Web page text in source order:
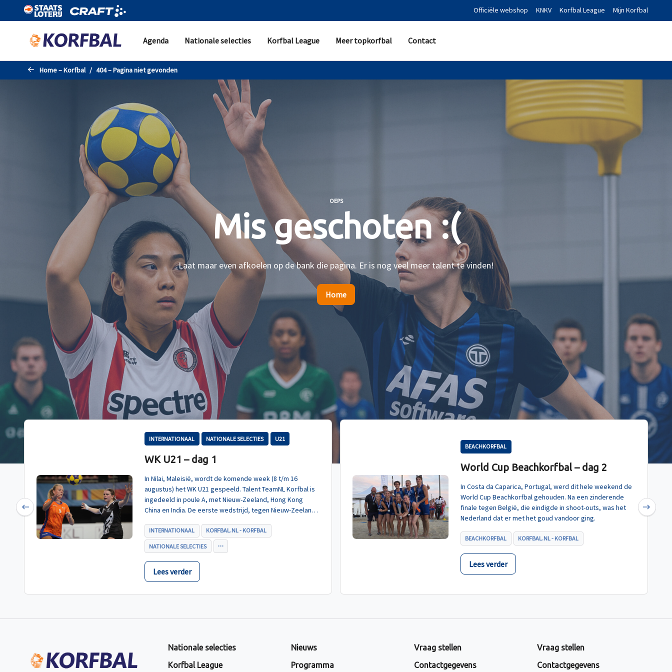
Naar de hoofdinhoud gaan Officiële webshop KNKV Korfbal League Mijn Korfbal
Agenda Nationale selecties Korfbal League Meer topkorfbal Contact
Home – Korfbal 404 – Pagina niet gevonden
OEPS
Mis geschoten :(
Laat maar even afkoelen op de bank die pagina. Er is nog veel meer talent te vinden!
Home
INTERNATIONAAL NATIONALE SELECTIES U21
WK U21 – dag 1
In Nilai, Maleisië, wordt de komende week (8 t/m 16
augustus) het WK U21 gespeeld. Talent TeamNL Korfbal is
ingedeeld in poule A, met Nieuw-Zeeland, Hong Kong
China en India. De eerste wedstrijd, tegen Nieuw-Zeeland
INTERNATIONAAL KORFBAL.NL - KORFBAL
NATIONALE SELECTIES
Lees verder
BEACHKORFBAL
World Cup Beachkorfbal – dag 2
In Costa da Caparica, Portugal, werd dit hele weekend de
World Cup Beachkorfbal gehouden. Na een zinderende
finale tegen België, die eindigde in shoot-outs, was het
Nederland dat er met het goud vandoor ging.
BEACHKORFBAL KORFBAL.NL - KORFBAL
Lees verder
Previous Next
Nationale selecties
Korfbal League
Nieuws
Programma
Vraag stellen
Contactgegevens
Vraag stellen
Contactgegevens